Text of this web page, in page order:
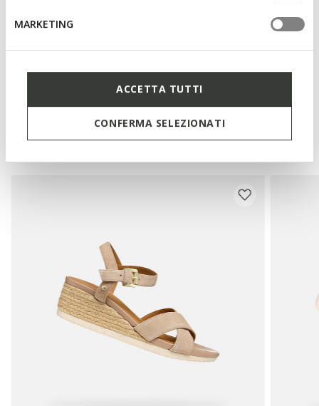
MARKETING
ACCETTA TUTTI
CONFERMA SELEZIONATI
Materiali
Tecnologie
Potrebbe piacerti anche